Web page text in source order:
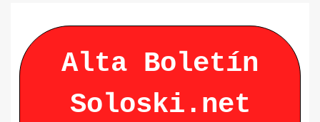
Alta Boletín
Soloski.net